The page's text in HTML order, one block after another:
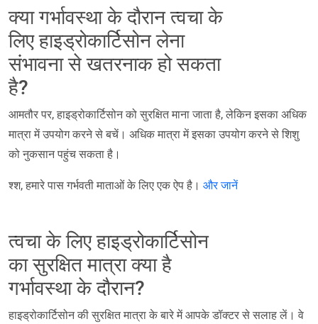
क्या गर्भावस्था के दौरान त्वचा के
लिए हाइड्रोकार्टिसोन लेना
संभावना से खतरनाक हो सकता
है?
आमतौर पर, हाइड्रोकार्टिसोन को सुरक्षित माना जाता है, लेकिन इसका अधिक
मात्रा में उपयोग करने से बचें। अधिक मात्रा में इसका उपयोग करने से शिशु
को नुकसान पहुंच सकता है।
श्श, हमारे पास गर्भवती माताओं के लिए एक ऐप है। और जानें
त्वचा के लिए हाइड्रोकार्टिसोन
का सुरक्षित मात्रा क्या है
गर्भावस्था के दौरान?
हाइड्रोकार्टिसोन की सुरक्षित मात्रा के बारे में आपके डॉक्टर से सलाह लें। वे